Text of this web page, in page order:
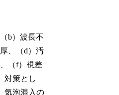
b）波長不
、（d）汚
（f）視差
対策とし
気泡混入の